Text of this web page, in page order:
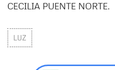
CECILIA PUENTE NORTE.
LUZ